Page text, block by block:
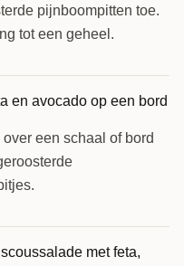
pijnboompitten toe.
tot een geheel.
een schaal of bord